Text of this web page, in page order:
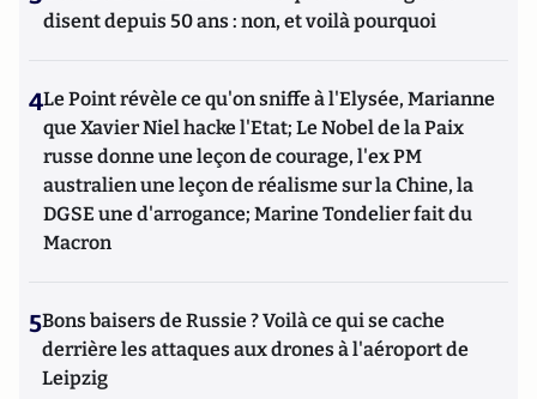
disent depuis 50 ans : non, et voilà pourquoi
4Le Point révèle ce qu'on sniffe à l'Elysée, Marianne
que Xavier Niel hacke l'Etat; Le Nobel de la Paix
russe donne une leçon de courage, l'ex PM
australien une leçon de réalisme sur la Chine, la
DGSE une d'arrogance; Marine Tondelier fait du
Macron
5Bons baisers de Russie ? Voilà ce qui se cache
derrière les attaques aux drones à l'aéroport de
Leipzig